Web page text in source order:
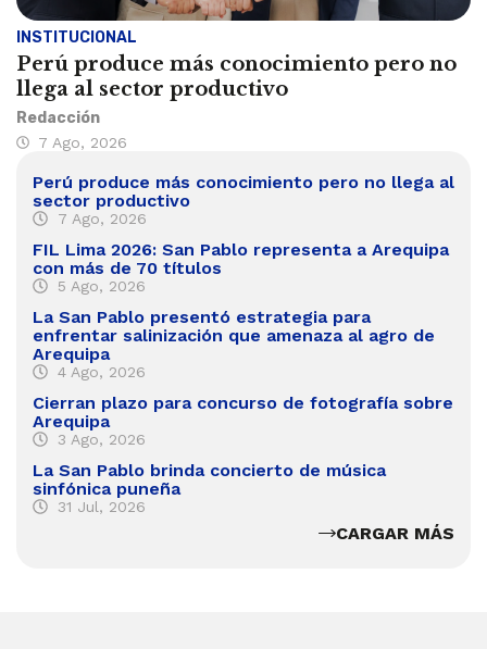
INSTITUCIONAL
Perú produce más conocimiento pero no
llega al sector productivo
Redacción
7 Ago, 2026
Perú produce más conocimiento pero no llega al
sector productivo
7 Ago, 2026
FIL Lima 2026: San Pablo representa a Arequipa
con más de 70 títulos
5 Ago, 2026
La San Pablo presentó estrategia para
enfrentar salinización que amenaza al agro de
Arequipa
4 Ago, 2026
Cierran plazo para concurso de fotografía sobre
Arequipa
3 Ago, 2026
La San Pablo brinda concierto de música
sinfónica puneña
31 Jul, 2026
CARGAR MÁS